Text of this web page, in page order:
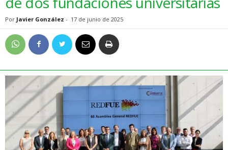
Por Javier González - 17 de junio de 2025